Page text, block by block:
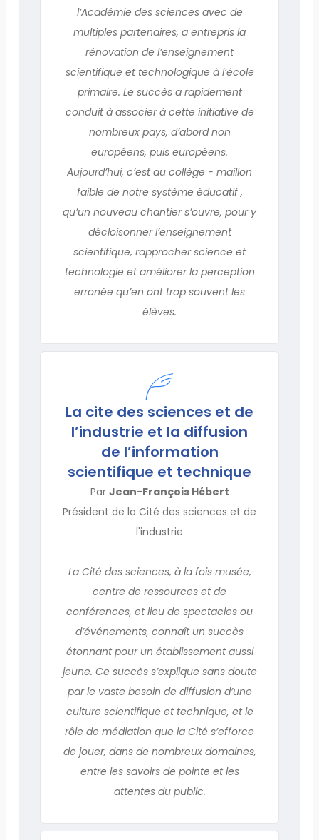
l’Académie des sciences avec de
multiples partenaires, a entrepris la
rénovation de l’enseignement
scientifique et technologique à l’école
primaire. Le succès a rapidement
conduit à associer à cette initiative de
nombreux pays, d’abord non
européens, puis européens.
Aujourd’hui, c’est au collège - maillon
faible de notre système éducatif ,
qu’un nouveau chantier s’ouvre, pour y
décloisonner l’enseignement
scientifique, rapprocher science et
technologie et améliorer la perception
erronée qu’en ont trop souvent les
élèves.
La cite des sciences et de
l’industrie et la diffusion
de l’information
scientifique et technique
Par Jean-François Hébert
Président de la Cité des sciences et de
l'industrie
La Cité des sciences, à la fois musée,
centre de ressources et de
conférences, et lieu de spectacles ou
d’événements, connaît un succès
étonnant pour un établissement aussi
jeune. Ce succès s’explique sans doute
par le vaste besoin de diffusion d’une
culture scientifique et technique, et le
rôle de médiation que la Cité s’efforce
de jouer, dans de nombreux domaines,
entre les savoirs de pointe et les
attentes du public.